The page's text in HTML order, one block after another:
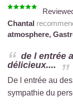
Chantal
atmosphere,
de l entrée
délicieux....
De l entrée au
sympathie du